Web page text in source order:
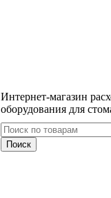
Интернет-магазин
оборудования для